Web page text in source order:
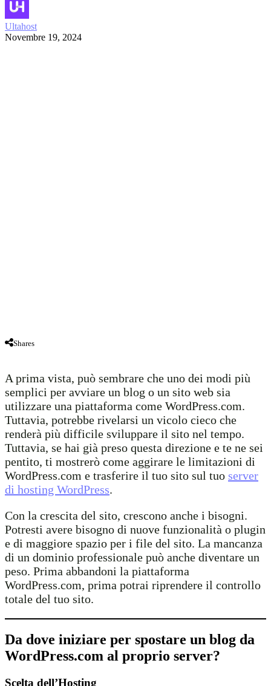
Ultahost
Novembre 19, 2024
Shares
A prima vista, può sembrare che uno dei modi più
semplici per avviare un blog o un sito web sia
utilizzare una piattaforma come WordPress.com.
Tuttavia, potrebbe rivelarsi un vicolo cieco che
renderà più difficile sviluppare il sito nel tempo.
Tuttavia, se hai già preso questa direzione e te ne sei
pentito, ti mostrerò come aggirare le limitazioni di
WordPress.com e trasferire il tuo sito sul tuo server
di hosting WordPress.
Con la crescita del sito, crescono anche i bisogni.
Potresti avere bisogno di nuove funzionalità o plugin
e di maggiore spazio per i file del sito. La mancanza
di un dominio professionale può anche diventare un
peso. Prima abbandoni la piattaforma
WordPress.com, prima potrai riprendere il controllo
totale del tuo sito.
Da dove iniziare per spostare un blog da
WordPress.com al proprio server?
Scelta dell’Hosting